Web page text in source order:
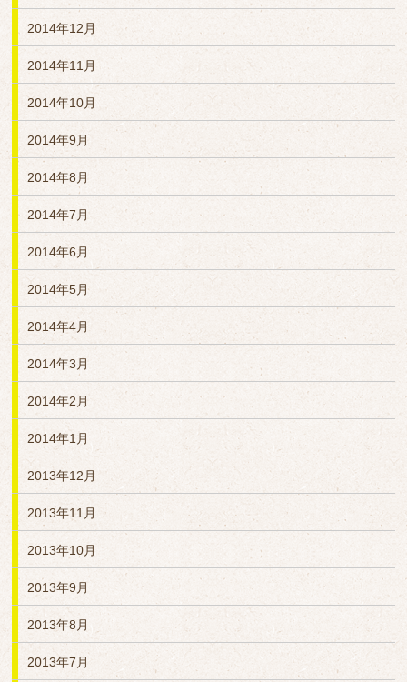
2014年12月
2014年11月
2014年10月
2014年9月
2014年8月
2014年7月
2014年6月
2014年5月
2014年4月
2014年3月
2014年2月
2014年1月
2013年12月
2013年11月
2013年10月
2013年9月
2013年8月
2013年7月